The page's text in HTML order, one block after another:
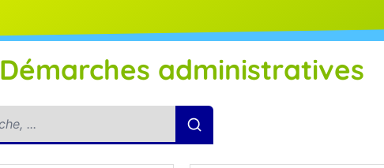
Démarches administratives